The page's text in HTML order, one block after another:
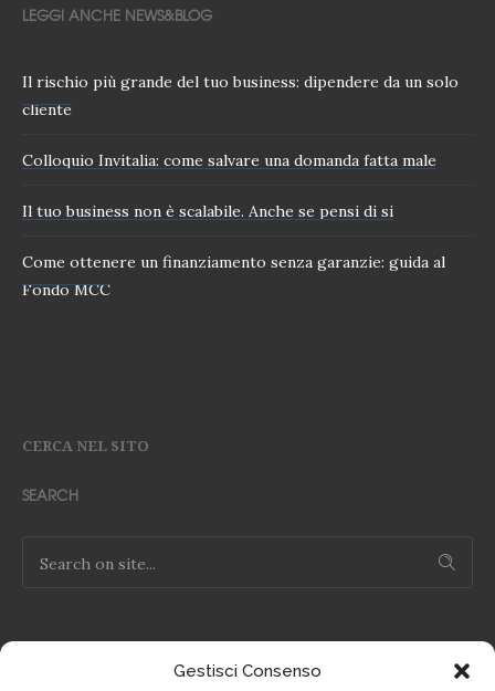
Gestisci Consenso
LEGGI ANCHE NEWS&BLOG
Il rischio più grande del tuo business: dipendere da un solo
cliente
Colloquio Invitalia: come salvare una domanda fatta male
Il tuo business non è scalabile. Anche se pensi di si
Come ottenere un finanziamento senza garanzie: guida al
Fondo MCC
CERCA NEL SITO
SEARCH